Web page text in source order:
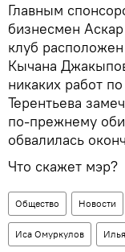
Главным
бизнесмен
клуб
Кычана
никаких работ
Терентьева
по-прежнему
обвалилась
Что скажет мэр?
Общество Новости
Иса Омуркулов